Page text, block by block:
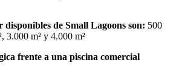
disponibles de Small Lagoons son: 500
3.000 m² y 4.000 m²
frente a una piscina comercial